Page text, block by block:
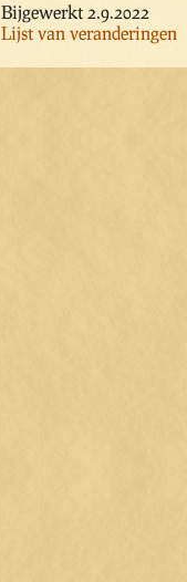
Bijgewerkt 2.9.2022
Lijst van veranderingen